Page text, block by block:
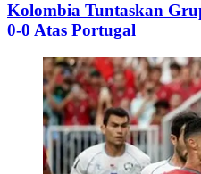
Kolombia Tuntaskan
0-0 Atas Portugal